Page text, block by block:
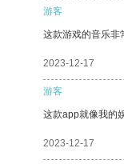
游客
这款游戏的音乐非
2023-12-17
游客
这款app就像我的
2023-12-17